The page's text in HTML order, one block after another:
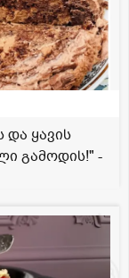
ყავის
გამოდის!" -